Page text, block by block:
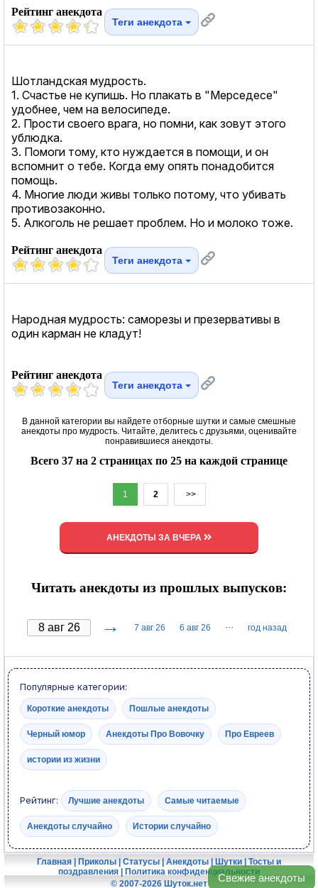
Свежие анекдоты
Рейтинг анекдота
Теги анекдота
Шотландская мудрость.
1. Счастье не купишь. Но плакать в "Мерседесе"
удобнее, чем на велосипеде.
2. Прости своего врага, но помни, как зовут этого
ублюдка.
3. Помоги тому, кто нуждается в помощи, и он
вспомнит о тебе. Когда ему опять понадобится
помощь.
4. Многие люди живы только потому, что убивать
противозаконно.
5. Алкоголь не решает проблем. Но и молоко тоже.
Рейтинг анекдота
Теги анекдота
Народная мудрость: саморезы и презервативы в
один карман не кладут!
Рейтинг анекдота
Теги анекдота
В данной категории вы найдете отборные шутки и самые смешные
анекдоты про мудрость. Читайте, делитесь с друзьями, оценивайте
понравившиеся анекдоты.
Всего 37 на 2 страницах по 25 на каждой странице
1 2 >>
АНЕКДОТЫ ЗА ВЧЕРА
Читать анекдоты из прошлых выпусков:
→ 7 авг 26 6 авг 26 ··· год назад
Популярные категории:
Короткие анекдоты Пошлые анекдоты
Черный юмор Анекдоты Про Вовочку Про Евреев
истории из жизни
Рейтинг: Лучшие анекдоты Самые читаемые
Анекдоты случайно Истории случайно
Главная | Приколы | Статусы | Анекдоты | Шутки | Тосты и
поздравления | Политика конфиденциальности
© 2007-2026 Шуток.нет